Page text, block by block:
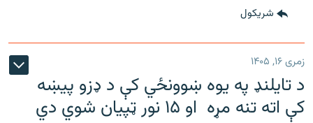
شريکول
زمری ۱۶, ۱۴۰۵
د تایلنډ په یوه ښوونځي کې د ډزو پیښه
کې اته تنه مړه او ۱۵ نور ټپیان شوي دي